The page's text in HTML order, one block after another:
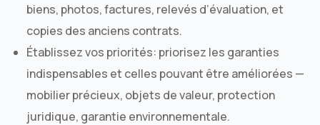
biens, photos, factures, relevés d’évaluation, et
copies des anciens contrats.
Établissez vos priorités: priorisez les garanties
indispensables et celles pouvant être améliorées —
mobilier précieux, objets de valeur, protection
juridique, garantie environnementale.